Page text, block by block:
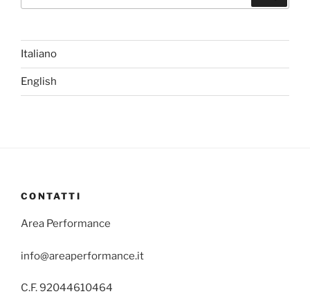
Italiano
English
CONTATTI
Area Performance
info@areaperformance.it
C.F. 92044610464